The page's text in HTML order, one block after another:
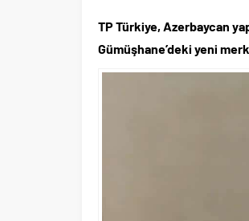
Başkan
Maltese
TP Türkiye, Azerbaycan
Gümüşhane’deki yeni